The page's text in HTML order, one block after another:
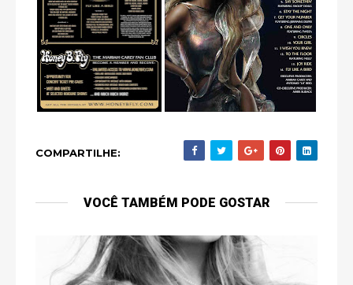
COMPARTILHE:
VOCÊ TAMBÉM PODE GOSTAR